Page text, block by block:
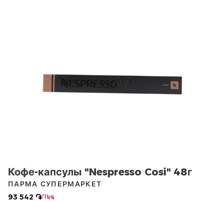
Кофе-капсулы "Nespresso Cosi" 48г
93 542 ֏/ 1կգ
ПАРМА СУПЕРМАРКЕТ